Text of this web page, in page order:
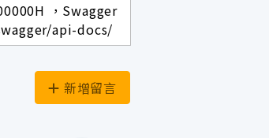
，Swagger
api-docs/
新增留言